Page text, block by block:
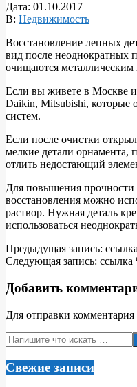
Дата: 01.10.2017
В: Недвижимость
Восстановление лепных
вид после неоднократных
очищаются металлическим
Если вы живете в Москве
Daikin, Mitsubishi, которые
систем.
Если после очистки
мелкие детали орнамента,
отлить недостающий
Для повышения прочности
восстановления можно
раствор. Нужная деталь
использоваться
2017-
10-
Предыдущая запись:
Следующая запись: ссылка
Добавить
Для отправки
Поиск
Свежие записи